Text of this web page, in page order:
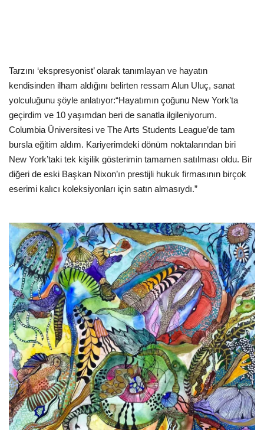
Tarzını ‘ekspresyonist’ olarak tanımlayan ve hayatın
kendisinden ilham aldığını belirten ressam Alun Uluç, sanat
yolculuğunu şöyle anlatıyor:“Hayatımın çoğunu New York’ta
geçirdim ve 10 yaşımdan beri de sanatla ilgileniyorum.
Columbia Üniversitesi ve The Arts Students League’de tam
bursla eğitim aldım. Kariyerimdeki dönüm noktalarından biri
New York’taki tek kişilik gösterimin tamamen satılması oldu. Bir
diğeri de eski Başkan Nixon’ın prestijli hukuk firmasının birçok
eserimi kalıcı koleksiyonları için satın almasıydı.”